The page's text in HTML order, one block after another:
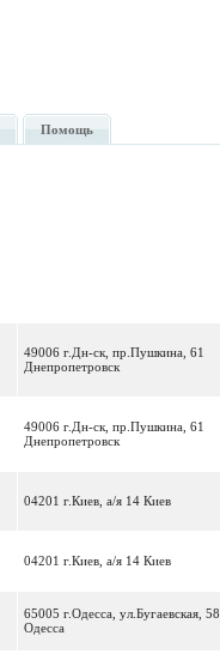
Помощь
49006 г.Дн-ск, пр.Пушкина, 61
Днепропетровск
49006 г.Дн-ск, пр.Пушкина, 61
Днепропетровск
04201 г.Киев, а/я 14 Киев
04201 г.Киев, а/я 14 Киев
65005 г.Одесса, ул.Бугаевская, 58
Одесса